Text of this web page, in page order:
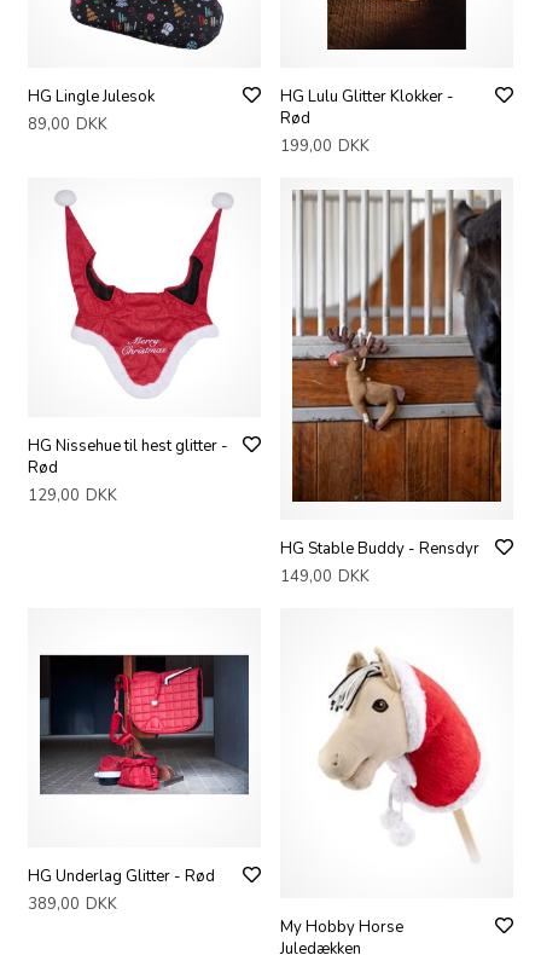
HG Lingle Julesok
89,00 DKK
HG Lulu Glitter Klokker -
Rød
199,00 DKK
HG Nissehue til hest glitter -
Rød
129,00 DKK
HG Stable Buddy - Rensdyr
149,00 DKK
HG Underlag Glitter - Rød
389,00 DKK
My Hobby Horse
Juledækken